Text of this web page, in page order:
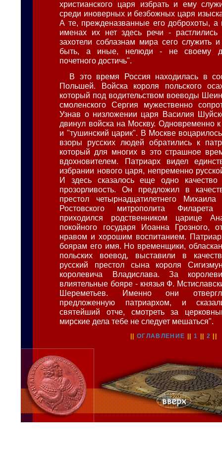
христианского царя избрать и ему
среди иноверных и безбожных царя
А те, прежденазванные его доброхоты,
именах их нет здесь речи -
захотели соблазнам мира сего служить
быть, а иные, нелюди - не своему
почетного достичь".
В это время Россия находилась в
Польшей. Войска короля польского
который под водительством воеводы
смоленского Сергия мужественно
Узнав о низложении царя Василия
двинул войска на Москву. Одновременно
и "тушинский царик". В Москве
взоры русских людей обратились к
который для многих в это страшное
вдохновителем. Патриарх видел
избрании нового царя, непременно
И здесь сказалось еще одно качество
прозорливость. Он предложил в
престол четырнадцатилетнего
Ростовского митрополита
приходился родственником царице
покойного государя Иоанна Грозного,
нравом и хорошим воспитанием.
боярам его имя. Но временщики,
польских воевод, выставили в
русский престол сына короля
королевича Владислава. За
влиятельные бояре - князья Ф.
Шереметьев. Именно они
предложенную патриархом, и
святейший отче, смотреть за
мирские дела тебе не следует мешаться".
||ОГЛАВЛЕНИЕ 1 2